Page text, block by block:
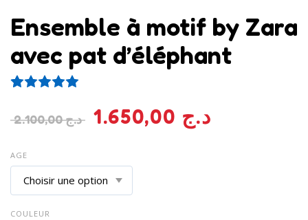
Ensemble à motif by Zara
avec pat d’éléphant
2
د.ج2.100,00 د.ج
AGE
COULEUR